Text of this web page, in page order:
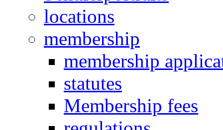
locations
membership
membership
statutes
Membership fees